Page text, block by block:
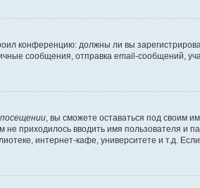
конференцию: должны ли вы
сообщения, отправка email-сообщений,
, вы сможете оставаться под своим
не приходилось вводить имя пользователя
интернет-кафе, университете и т.д. Если